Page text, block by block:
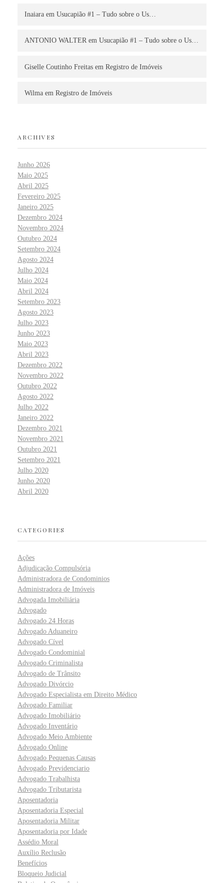
Inaiara em Usucapião #1 – Tudo sobre o Us…
ANTONIO WALTER em Usucapião #1 – Tudo sobre o Us…
Giselle Coutinho Freitas em Registro de Imóveis
Wilma em Registro de Imóveis
ARCHIVES
Junho 2026
Maio 2025
Abril 2025
Fevereiro 2025
Janeiro 2025
Dezembro 2024
Novembro 2024
Outubro 2024
Setembro 2024
Agosto 2024
Julho 2024
Maio 2024
Abril 2024
Setembro 2023
Agosto 2023
Julho 2023
Junho 2023
Maio 2023
Abril 2023
Dezembro 2022
Novembro 2022
Outubro 2022
Agosto 2022
Julho 2022
Janeiro 2022
Dezembro 2021
Novembro 2021
Outubro 2021
Setembro 2021
Julho 2020
Junho 2020
Abril 2020
CATEGORIES
Ações
Adjudicação Compulsória
Administradora de Condominios
Administradora de Imóveis
Advogada Imobiliária
Advogado
Advogado 24 Horas
Advogado Aduaneiro
Advogado Cível
Advogado Condominial
Advogado Criminalista
Advogado de Trânsito
Advogado Divórcio
Advogado Especialista em Direito Médico
Advogado Familiar
Advogado Imobiliário
Advogado Inventário
Advogado Meio Ambiente
Advogado Online
Advogado Pequenas Causas
Advogado Previdenciario
Advogado Trabalhista
Advogado Tributarista
Aposentadoria
Aposentadoria Especial
Aposentadoria Militar
Aposentadoria por Idade
Assédio Moral
Auxílio Reclusão
Benefícios
Bloqueio Judicial